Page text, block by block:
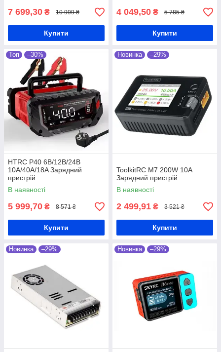
7 699,30 ₴ 10 999 ₴
Купити
4 049,50 ₴ 5 785 ₴
Купити
Топ –30%
HTRC P40 6B/12В/24В
10А/40А/18A Зарядний
пристрій
В наявності
5 999,70 ₴ 8 571 ₴
Купити
Новинка –29%
ToolkitRC M7 200W 10A
Зарядний пристрій
В наявності
2 499,91 ₴ 3 521 ₴
Купити
Новинка –29% Новинка –29%